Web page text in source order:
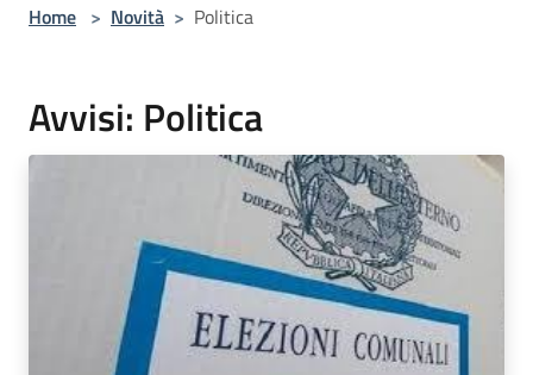
Home > Novità > Politica
Avvisi: Politica